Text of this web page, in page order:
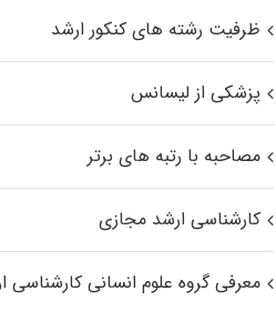
ظرفیت رشته های کنکور ارشد
پزشکی از لیسانس
مصاحبه با رتبه های برتر
کارشناسی ارشد مجازی
معرفی گروه علوم انسانی کارشناسی